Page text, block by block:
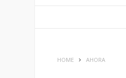
HOME AHORA